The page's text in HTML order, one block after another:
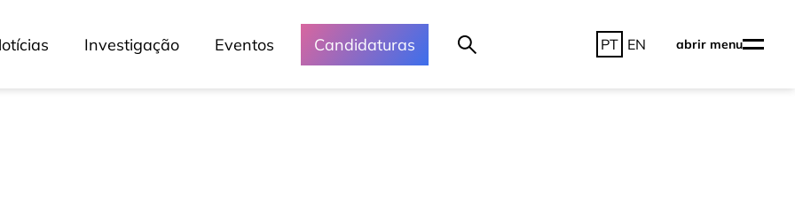
Investigação Eventos Candidaturas PT EN abrir menu